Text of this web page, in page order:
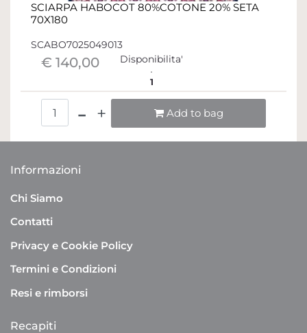
SCIARPA HABOCOT 80%COTONE 20% SETA
70X180
SCABO7025049013
€ 140,00 Disponibilita'
1
Add to bag
Informazioni
Chi Siamo
Contatti
Privacy e Cookie Policy
Termini e Condizioni
Resi e rimborsi
Recapiti